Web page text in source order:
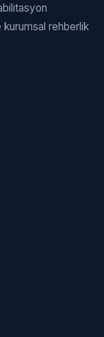
rehberlik